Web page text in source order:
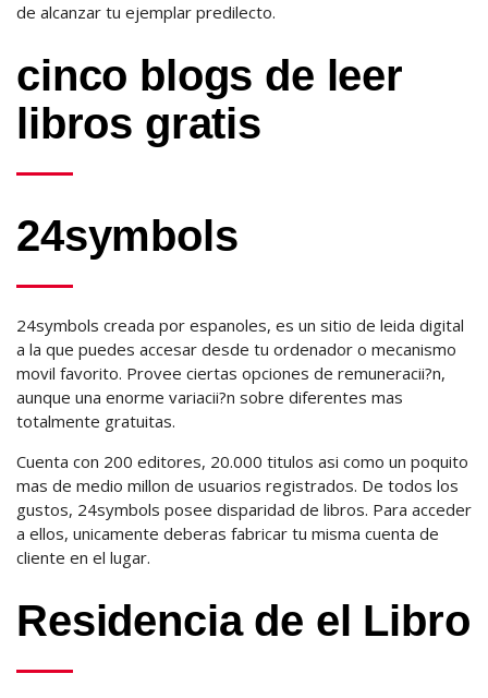
de alcanzar tu ejemplar predilecto.
cinco blogs de leer
libros gratis
24symbols
24symbols creada por espanoles, es un sitio de leida digital
a la que puedes accesar desde tu ordenador o mecanismo
movil favorito. Provee ciertas opciones de remuneracii?n,
aunque una enorme variacii?n sobre diferentes mas
totalmente gratuitas.
Cuenta con 200 editores, 20.000 titulos asi­ como un poquito
mas de medio millon de usuarios registrados. De todos los
gustos, 24symbols posee disparidad de libros. Para acceder
a ellos, unicamente deberas fabricar tu misma cuenta de
cliente en el lugar.
Residencia de el Libro